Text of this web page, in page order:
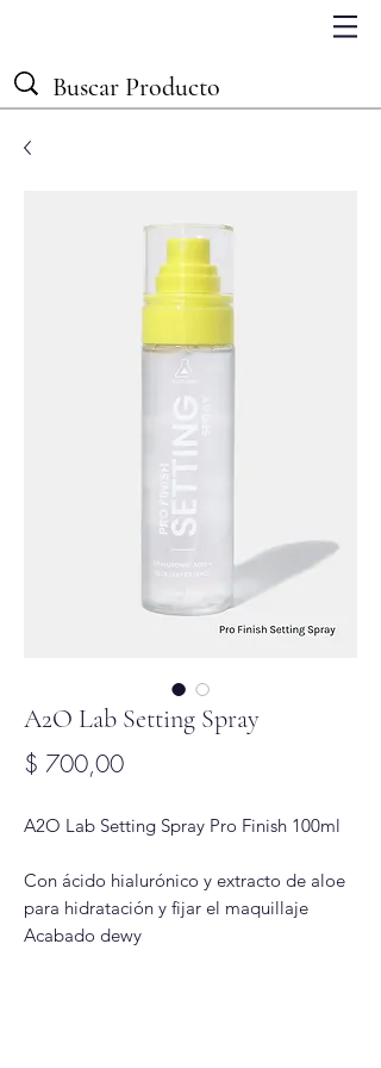
A2O Lab Setting Spray
$ 700,00Precio
A2O Lab Setting Spray Pro Finish 100ml
Con ácido hialurónico y extracto de aloe
para hidratación y fijar el maquillaje
Acabado dewy